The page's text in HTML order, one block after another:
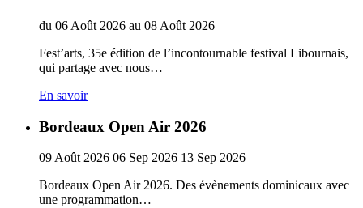
du 06 Août 2026 au 08 Août 2026
Fest’arts, 35e édition de l’incontournable festival Libournais,
qui partage avec nous…
En savoir
Bordeaux Open Air 2026
09 Août 2026 06 Sep 2026 13 Sep 2026
Bordeaux Open Air 2026. Des évènements dominicaux avec
une programmation…